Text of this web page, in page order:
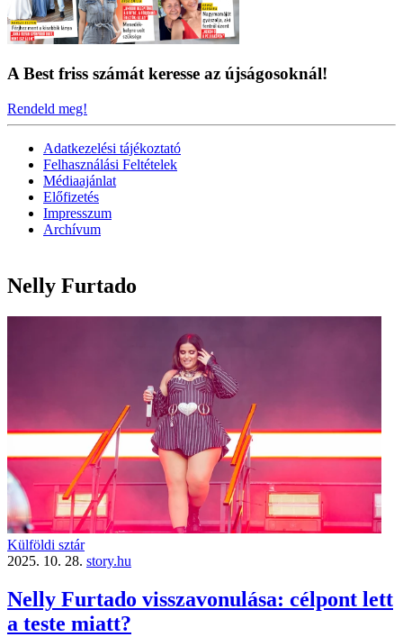
A Best friss számát keresse az újságosoknál!
Rendeld meg!
Adatkezelési tájékoztató
Felhasználási Feltételek
Médiaajánlat
Előfizetés
Impresszum
Archívum
Nelly Furtado
Külföldi sztár
2025. 10. 28. story.hu
Nelly Furtado visszavonulása: célpont lett
a teste miatt?